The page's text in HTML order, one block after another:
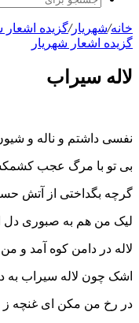
خانه/شهریار/گزیده اشعار
گزیده اشعار شهریار
لاله سیراب
نفسی داشتم و ناله و
بی تو با مرگ عجب
گرچه بگداختی از آتش
لیک من هم به صبوری دل
لاله در دامن کوه آمد و
اشک چون لاله سیراب به
در رخ من مکن ای غنچه ز